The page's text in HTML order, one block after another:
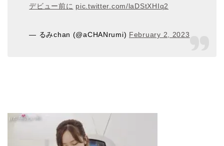
デビュー前に pic.twitter.com/laDStXHIq2
— るみchan (@aCHANrumi) February 2, 2023